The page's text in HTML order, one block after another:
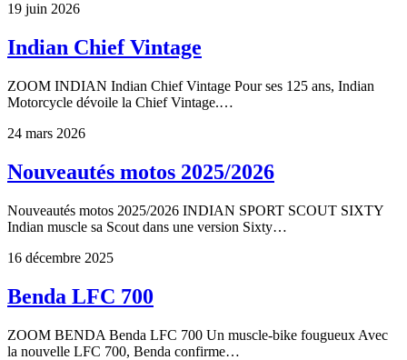
19 juin 2026
Indian Chief Vintage
ZOOM INDIAN Indian Chief Vintage Pour ses 125 ans, Indian
Motorcycle dévoile la Chief Vintage.…
24 mars 2026
Nouveautés motos 2025/2026
Nouveautés motos 2025/2026 INDIAN SPORT SCOUT SIXTY
Indian muscle sa Scout dans une version Sixty…
16 décembre 2025
Benda LFC 700
ZOOM BENDA Benda LFC 700 Un muscle-bike fougueux Avec
la nouvelle LFC 700, Benda confirme…